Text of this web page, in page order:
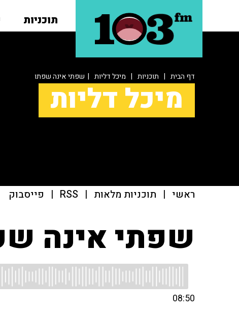
תוכניות
דף הבית | תוכניות | מיכל דליות | שפתי אינה שפתו
מיכל דליות
ראשי | תוכניות מלאות |
RSS
| פייסבוק
שפתי אינה
08:50